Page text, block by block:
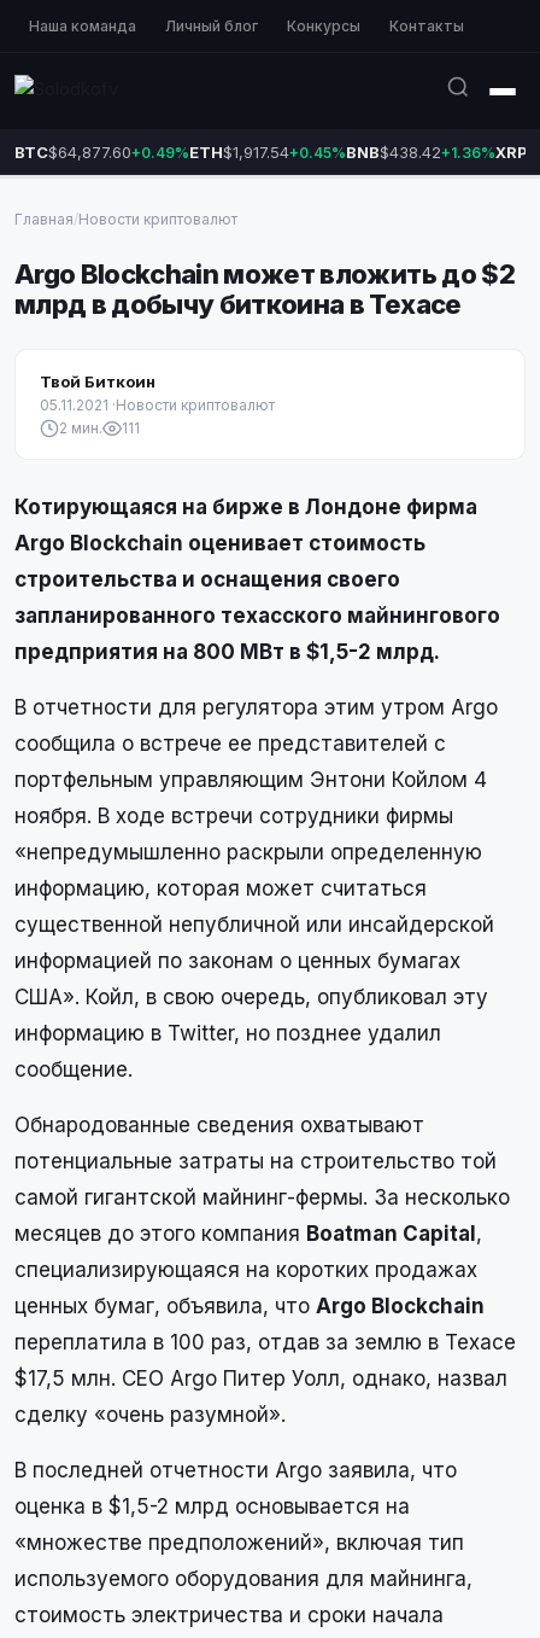
Наша команда Личный блог Конкурсы Контакты
BTC$64,877.60+0.49%ETH$1,917.54+0.45%BNB$438.42+1.36%XRP
Главная/Новости криптовалют
Argo Blockchain может вложить до $2
млрд в добычу биткоина в Техасе
Твой Биткоин
05.11.2021 ·Новости криптовалют
2 мин.
111
Котирующаяся на бирже в Лондоне фирма
Argo Blockchain оценивает стоимость
строительства и оснащения своего
запланированного техасского майнингового
предприятия на 800 МВт в $1,5-2 млрд.
В отчетности для регулятора этим утром Argo
сообщила о встрече ее представителей с
портфельным управляющим Энтони Койлом 4
ноября. В ходе встречи сотрудники фирмы
«непредумышленно раскрыли определенную
информацию, которая может считаться
существенной непубличной или инсайдерской
информацией по законам о ценных бумагах
США». Койл, в свою очередь, опубликовал эту
информацию в Twitter, но позднее удалил
сообщение.
Обнародованные сведения охватывают
потенциальные затраты на строительство той
самой гигантской майнинг-фермы. За несколько
месяцев до этого компания Boatman Capital ,
специализирующаяся на коротких продажах
ценных бумаг, объявила, что Argo Blockchain
переплатила в 100 раз, отдав за землю в Техасе
$17,5 млн. CEO Argo Питер Уолл, однако, назвал
сделку «очень разумной».
В последней отчетности Argo заявила, что
оценка в $1,5-2 млрд основывается на
«множестве предположений», включая тип
используемого оборудования для майнинга,
стоимость электричества и сроки начала